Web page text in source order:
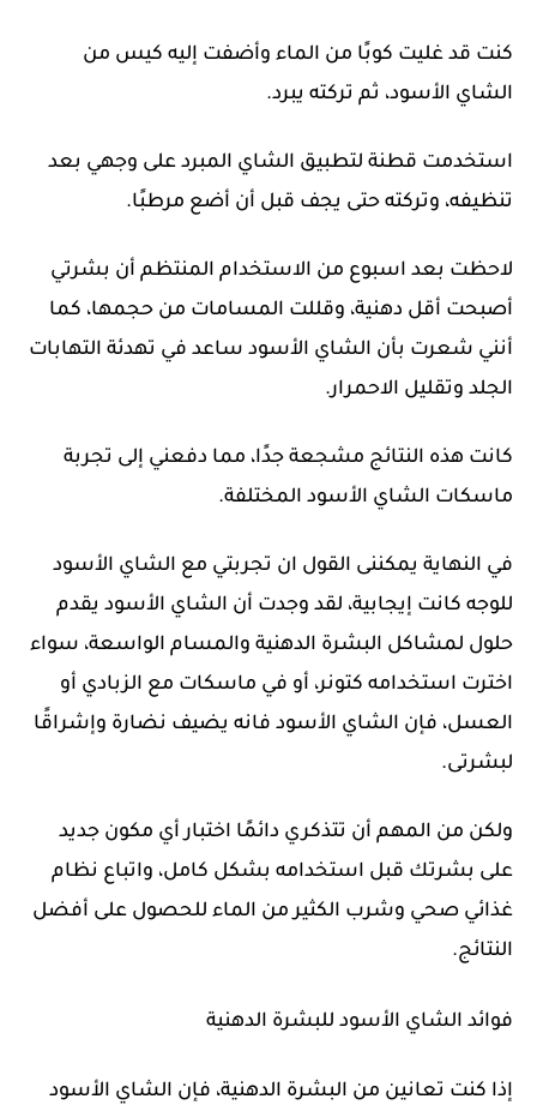
كنت قد غليت كوبًا من الماء وأضفت إليه كيس من
الشاي الأسود، ثم تركته يبرد.
استخدمت قطنة لتطبيق الشاي المبرد على وجهي بعد
تنظيفه، وتركته حتى يجف قبل أن أضع مرطبًا.
لاحظت بعد اسبوع من الاستخدام المنتظم أن بشرتي
أصبحت أقل دهنية، وقللت المسامات من حجمها، كما
أنني شعرت بأن الشاي الأسود ساعد في تهدئة التهابات
الجلد وتقليل الاحمرار.
كانت هذه النتائج مشجعة جدًا، مما دفعني إلى تجربة
ماسكات الشاي الأسود المختلفة.
في النهاية يمكننى القول ان تجربتي مع الشاي الأسود
للوجه كانت إيجابية، لقد وجدت أن الشاي الأسود يقدم
حلول لمشاكل البشرة الدهنية والمسام الواسعة، سواء
اخترت استخدامه كتونر، أو في ماسكات مع الزبادي أو
العسل، فإن الشاي الأسود فانه يضيف نضارة وإشراقًا
لبشرتى.
ولكن من المهم أن تتذكري دائمًا اختبار أي مكون جديد
على بشرتك قبل استخدامه بشكل كامل، واتباع نظام
غذائي صحي وشرب الكثير من الماء للحصول على أفضل
النتائج.
فوائد الشاي الأسود للبشرة الدهنية
إذا كنت تعانين من البشرة الدهنية، فإن الشاي الأسود